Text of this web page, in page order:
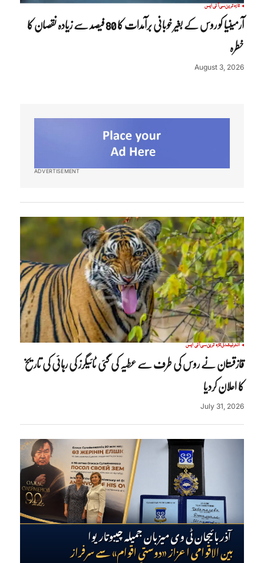
تازہ ترینسی آئی ایس
آرمینیا کو روس کے بغیر خوبانی برآمدات کا 80 فیصد سے زیادہ نقصان کا
خطرہ
August 3, 2026
ADVERTISEMENT
انٹرنیشنلتازہ ترینسی آئی ایس
قازقستان نے روس کی طرف سے عطیہ کی گئی ٹائیگرز کی رہائی کی تاریخ
کا اعلان کردیا
July 31, 2026